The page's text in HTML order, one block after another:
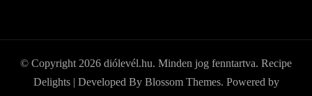
© Copyright 2026 diólevél.hu. Minden jog fenntartva. Recipe
Delights | Developed By Blossom Themes. Powered by